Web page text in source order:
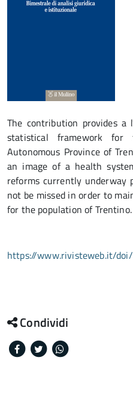
The contribution provides a
statistical framework
Autonomous Province of
an image of a health
reforms currently underway
not be missed in order to
for the population of Trentino.
https://www.rivisteweb.it/
Condividi
Facebook
Twitter